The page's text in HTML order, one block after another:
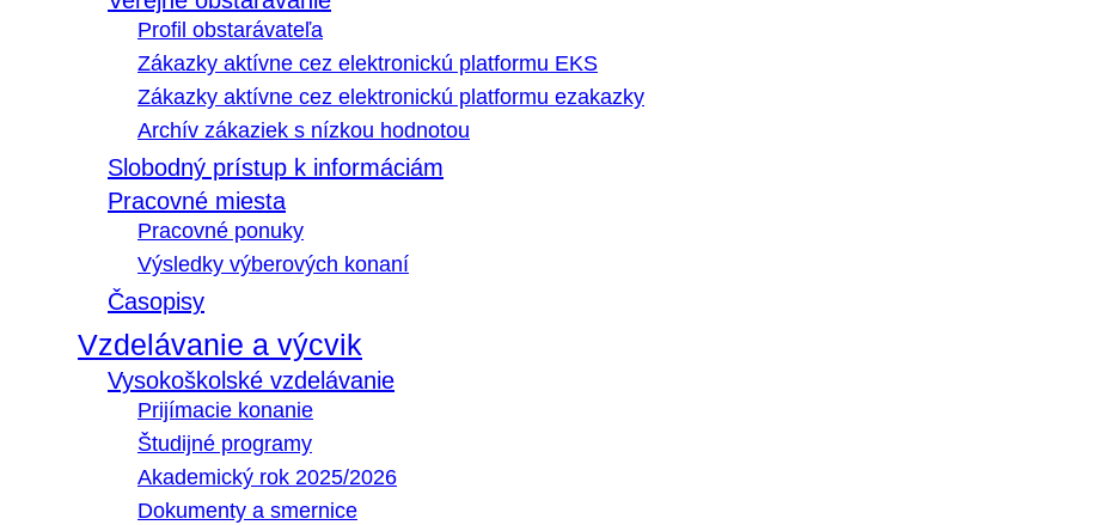
Profil obstarávateľa
Zákazky aktívne cez elektronickú platformu EKS
Zákazky aktívne cez elektronickú platformu ezakazky
Archív zákaziek s nízkou hodnotou
Slobodný prístup k informáciám
Pracovné miesta
Pracovné ponuky
Výsledky výberových konaní
Časopisy
Vzdelávanie a výcvik
Vysokoškolské vzdelávanie
Prijímacie konanie
Študijné programy
Akademický rok 2025/2026
Dokumenty a smernice